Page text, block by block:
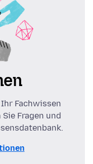
Fachwissen
Fragen und